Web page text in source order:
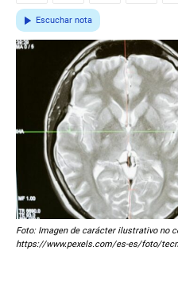
Escuchar nota
Foto: Imagen de carácter ilustrativo no
https://www.pexels.com/es-es/foto/